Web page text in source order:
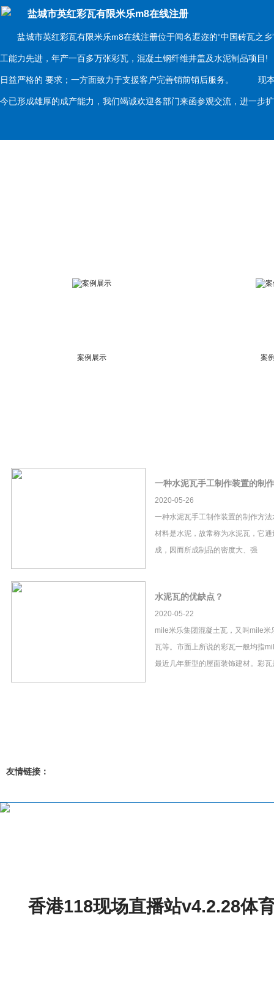
盐城市英红彩瓦有限米乐m8在线注册
盐城市英红彩瓦有限米乐m8在线注册位于闻名遐迩的“中国砖瓦之乡
工能力先进，年产一百多万张彩瓦，混凝土钢纤维井盖及水泥制品项
日益严格的 要求；一方面致力于支援客户完善销前销后服务。 现本
今已形成雄厚的成产能力，我们竭诚欢迎各部门来函参观交流，进一
案例展示 案
一种水泥瓦手工制作装置的制
2020-05-26
一种水泥瓦手工制作装置的制作方
材料是水泥，故常称为水泥瓦，它
成，因而所成制品的密度大、强
水泥瓦的优缺点？
2020-05-22
mile米乐集团混凝土瓦，又叫mile米
瓦等。市面上所说的彩瓦一般均指
最近几年新型的屋面装饰建材。彩
友情链接：
香港118现场直播站v4.2.28体